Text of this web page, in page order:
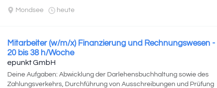
Mondsee heute
Mitarbeiter (w/m/x) Finanzierung und Rechnungswesen -
20 bis 38 h/Woche
epunkt GmbH
Deine Aufgaben: Abwicklung der Darlehensbuchhaltung sowie des
Zahlungsverkehrs, Durchführung von Ausschreibungen und Prüfung